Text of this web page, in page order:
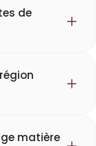
de
matière